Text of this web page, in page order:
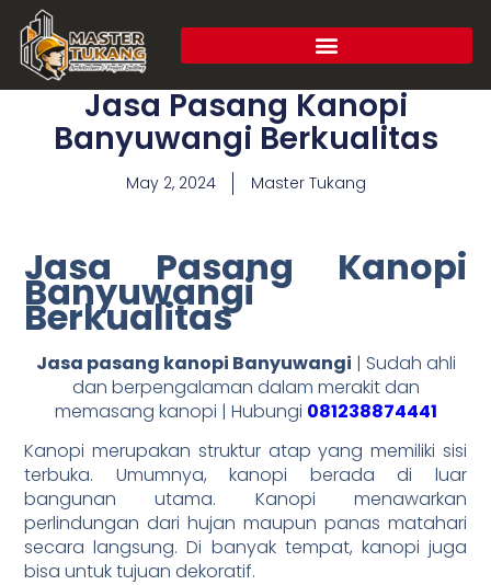
Jasa Pasang Kanopi
Banyuwangi Berkualitas
May 2, 2024 Master Tukang
Jasa Pasang Kanopi
Banyuwangi
Berkualitas
Jasa pasang kanopi Banyuwangi | Sudah ahli
dan berpengalaman dalam merakit dan
memasang kanopi | Hubungi 081238874441
Kanopi merupakan struktur atap yang memiliki sisi
terbuka. Umumnya, kanopi berada di luar
bangunan utama. Kanopi menawarkan
perlindungan dari hujan maupun panas matahari
secara langsung. Di banyak tempat, kanopi juga
bisa untuk tujuan dekoratif.